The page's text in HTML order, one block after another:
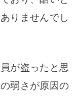
りませんでし
が盗ったと思
弱さが原因の